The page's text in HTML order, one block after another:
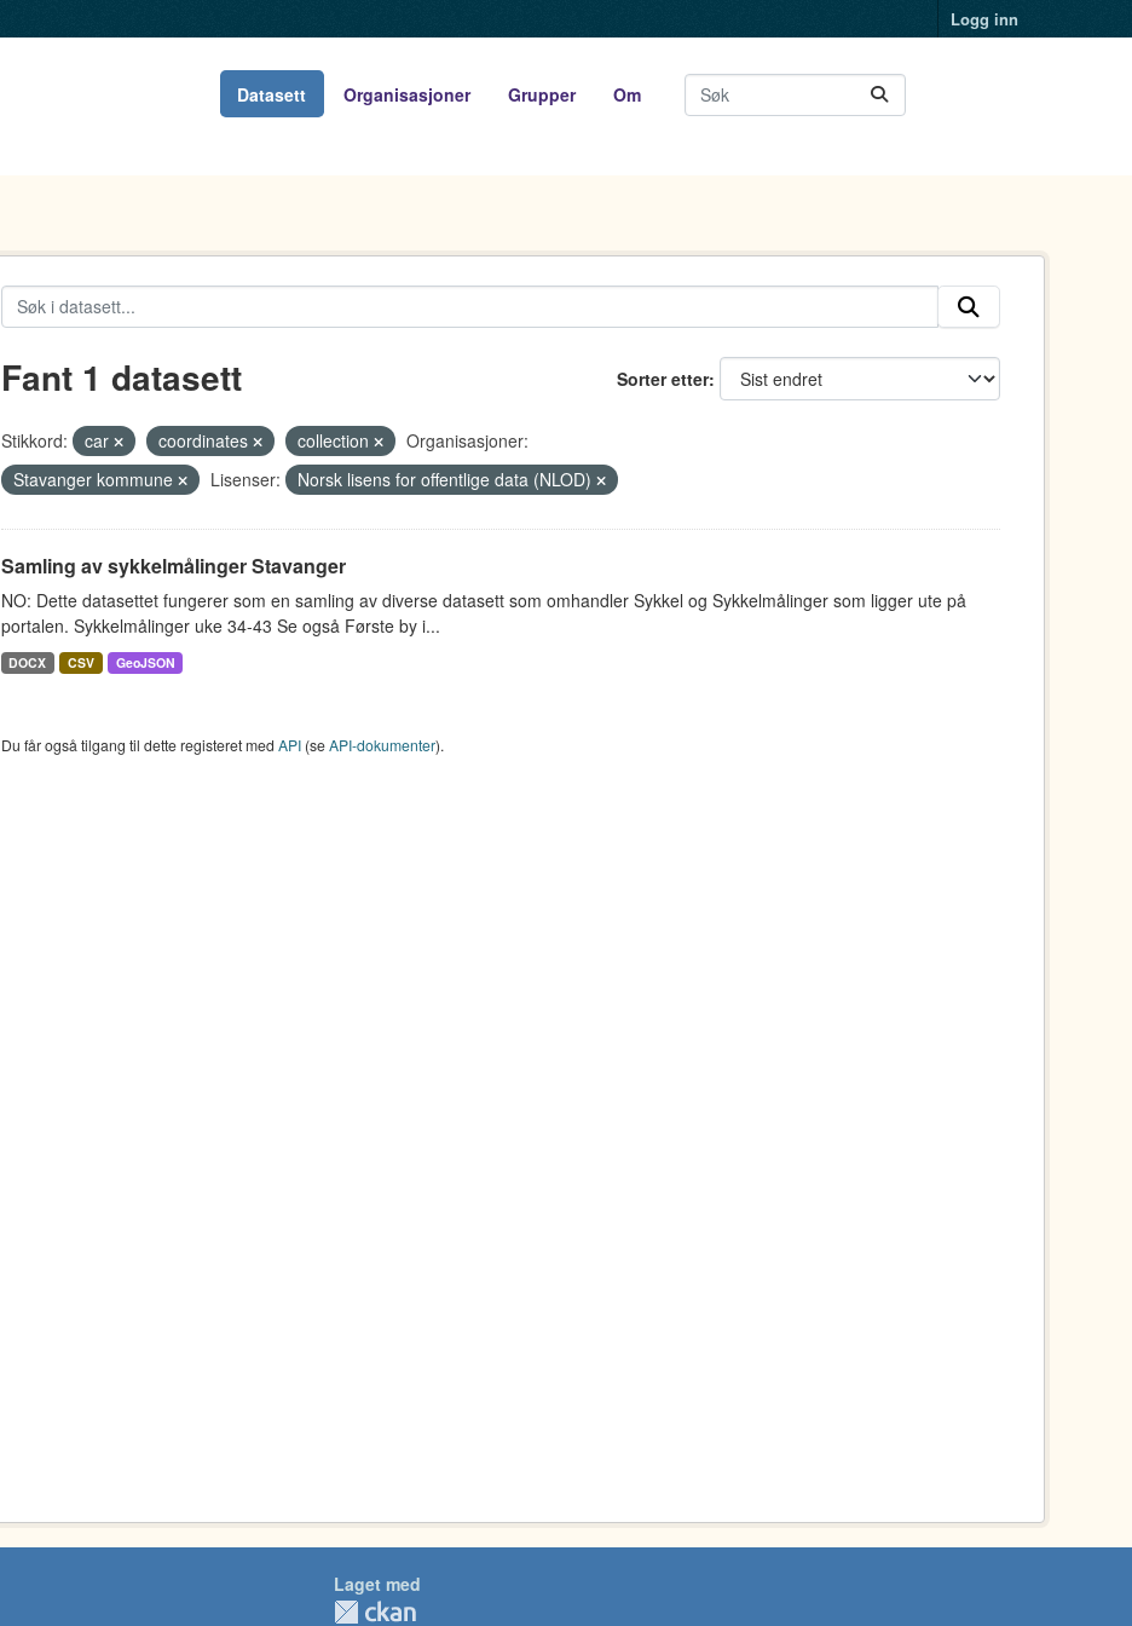
Logg inn
Datasett Organisasjoner Grupper Om
Sorter etter
Fant 1 datasett
Stikkord: car coordinates collection
Organisasjoner:
Stavanger kommune
Lisenser: Norsk lisens for offentlige data (NLOD)
Samling av sykkelmålinger Stavanger
NO: Dette datasettet fungerer som en samling av diverse datasett som omhandler Sykkel og Sykkelmålinger som ligger ute på
portalen. Sykkelmålinger uke 34-43 Se også Første by i...
DOCX CSV GeoJSON
Du får også tilgang til dette registeret med API(seAPI-dokumenter).
Laget med